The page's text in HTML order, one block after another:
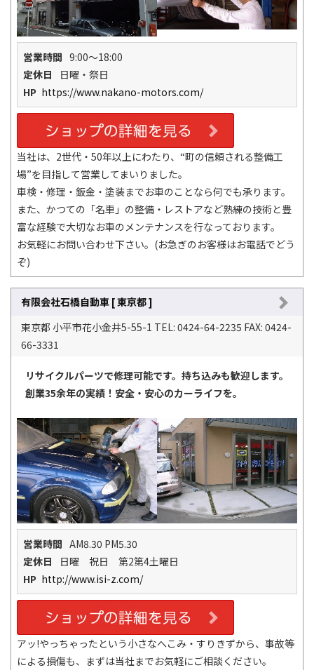
当社は、2世代・50年以上にわたり、“町の信頼される整備工
場”を目指して営業してまいりました。
車検・修理・鈑金・塗装までお車のことなら何でも承ります。
また、かつての「名車」の整備・レストアなど熟練の技術と豊
富な経験で大切なお車のメンテナンスを行なっております。
お気軽にお問い合わせ下さい。(お急ぎのお客様はお電話でどう
ぞ)
営業時間 9:00～18:00
定休日
日曜・祭日
HP https://www.nakano-motors.com/
有限会社石橋自動車 [ 東京都 ]
東京都 小平市花小金井5-55-1 TEL: 0424-64-2235 FAX: 0424-
66-3331
リサイクルパーツで修理可能です。持ち込みも歓迎します。
創業35余年の実績！安全・安心のカーライフを。
アッ!やっちゃったという小さなへこみ・すりきずから、事故等
による損傷も、まずは当社までお気軽にご相談ください。
営業時間 AM8.30 PM5.30
定休日
日曜 祝日 第2第4土曜日
HP http://www.isi-z.com/